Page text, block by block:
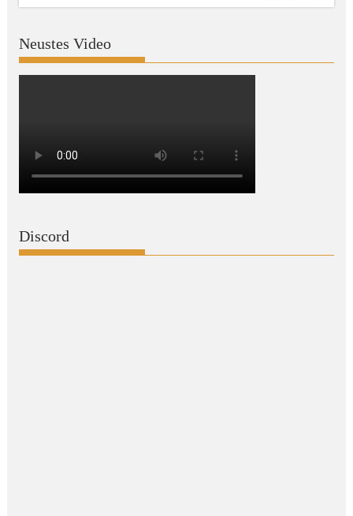
Neustes Video
Discord